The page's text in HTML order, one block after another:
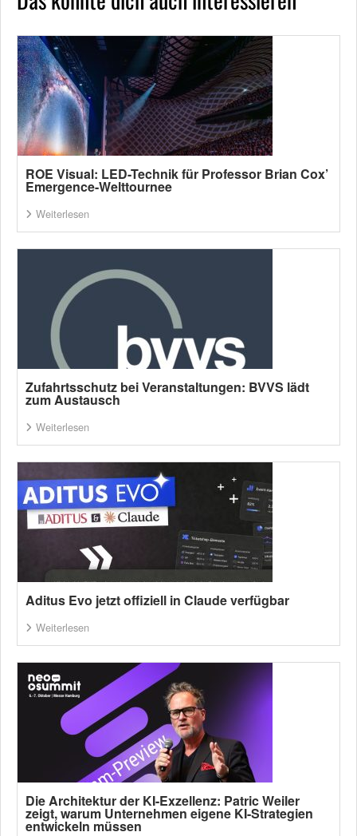
ROE Visual: LED-Technik für Professor Brian Cox’
Emergence-Welttournee
Weiterlesen
Zufahrtsschutz bei Veranstaltungen: BVVS lädt
zum Austausch
Weiterlesen
Aditus Evo jetzt offiziell in Claude verfügbar
Weiterlesen
Die Architektur der KI-Exzellenz: Patric Weiler
zeigt, warum Unternehmen eigene KI-Strategien
entwickeln müssen